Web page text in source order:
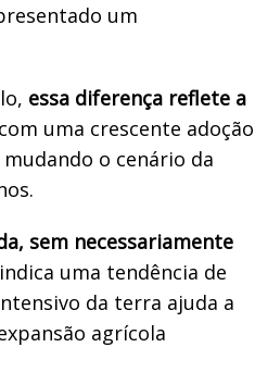
um
essa diferença reflete a
uma crescente adoção
o cenário da
sem necessariamente
uma tendência de
da terra ajuda a
agrícola